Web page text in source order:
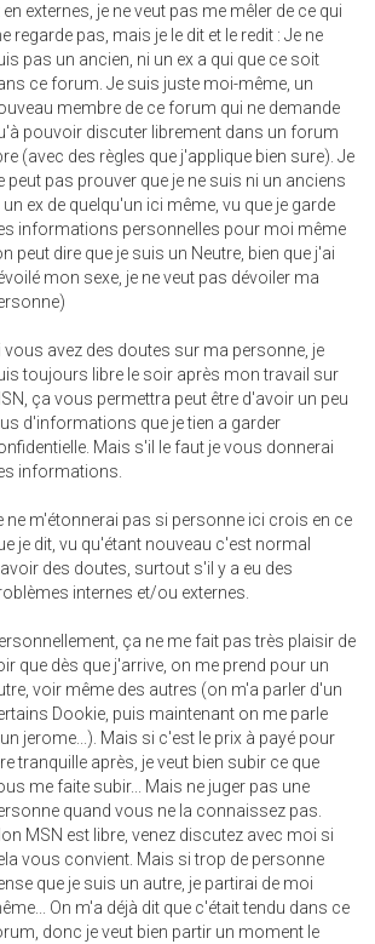
en externes, je ne veut pas me mêler de ce qui
regarde pas, mais je le dit et le redit : Je ne
pas un ancien, ni un ex a qui que ce soit
ce forum. Je suis juste moi-même, un
membre de ce forum qui ne demande
pouvoir discuter librement dans un forum
(avec des règles que j'applique bien sure). Je
peut pas prouver que je ne suis ni un anciens
un ex de quelqu'un ici même, vu que je garde
informations personnelles pour moi même
peut dire que je suis un Neutre, bien que j'ai
mon sexe, je ne veut pas dévoiler ma
vous avez des doutes sur ma personne, je
toujours libre le soir après mon travail sur
ça vous permettra peut être d'avoir un peu
d'informations que je tien a garder
Mais s'il le faut je vous donnerai
informations.
ne m'étonnerai pas si personne ici crois en ce
je dit, vu qu'étant nouveau c'est normal
des doutes, surtout s'il y a eu des
internes et/ou externes.
ça ne me fait pas très plaisir de
que dès que j'arrive, on me prend pour un
voir même des autres (on m'a parler d'un
Dookie, puis maintenant on me parle
jerome...). Mais si c'est le prix à payé pour
tranquille après, je veut bien subir ce que
me faite subir... Mais ne juger pas une
quand vous ne la connaissez pas.
MSN est libre, venez discutez avec moi si
vous convient. Mais si trop de personne
que je suis un autre, je partirai de moi
On m'a déjà dit que c'était tendu dans ce
donc je veut bien partir un moment le